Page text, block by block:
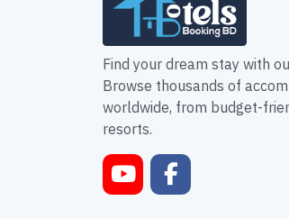
Find your dream stay with
Browse thousands of
worldwide, from budget-
resorts.